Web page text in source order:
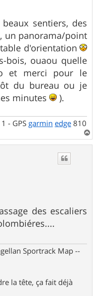
sentiers, des
un panorama/point
d'orientation
bois, ouaou quelle
et merci pour le
du bureau ou je
minutes
).
- GPS garmin edge 810
a
des escaliers
Sportrack Map --
la tête, ça fait déjà